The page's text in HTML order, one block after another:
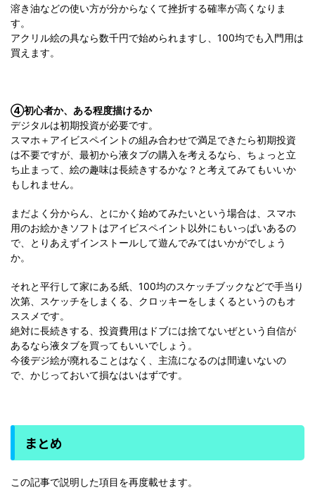
溶き油などの使い方が分からなくて挫折する確率が高くなりま
す。
アクリル絵の具なら数千円で始められますし、100均でも入門用は
買えます。
④初心者か、ある程度描けるか
デジタルは初期投資が必要です。
スマホ＋アイビスペイントの組み合わせで満足できたら初期投資
は不要ですが、最初から液タブの購入を考えるなら、ちょっと立
ち止まって、絵の趣味は長続きするかな？と考えてみてもいいか
もしれません。
まだよく分からん、とにかく始めてみたいという場合は、スマホ
用のお絵かきソフトはアイビスペイント以外にもいっぱいあるの
で、とりあえずインストールして遊んでみてはいかがでしょう
か。
それと平行して家にある紙、100均のスケッチブックなどで手当り
次第、スケッチをしまくる、クロッキーをしまくるというのもオ
ススメです。
絶対に長続きする、投資費用はドブには捨てないぜという自信が
あるなら液タブを買ってもいいでしょう。
今後デジ絵が廃れることはなく、主流になるのは間違いないの
で、かじっておいて損なはいはずです。
まとめ
この記事で説明した項目を再度載せます。